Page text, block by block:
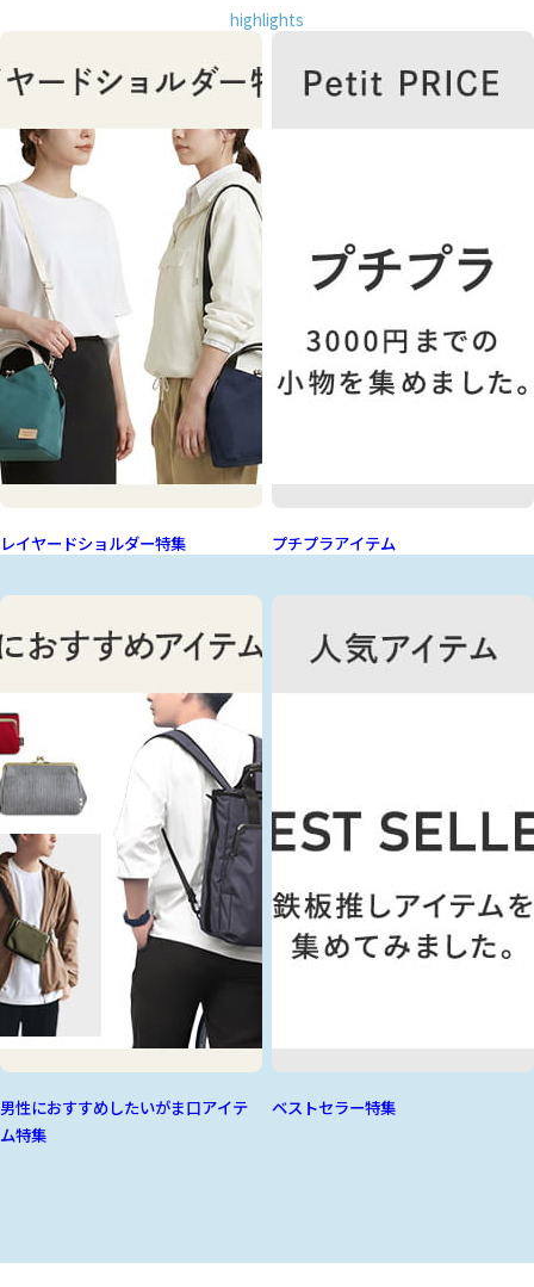
highlights
レイヤードショルダー特集 プチプラアイテム
男性におすすめしたいがま口アイテ
ム特集
ベストセラー特集